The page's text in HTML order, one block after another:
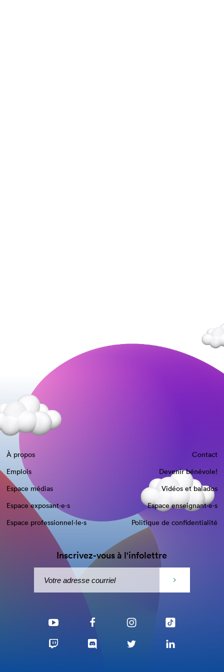
À propos
Contact
Emplois
Devenir bénévole!
Espace médias
Vidéos et balados
Espace exposant·e⋅s
Espace enseignant·e⋅s
Espace professionnel·le⋅s
Politique de confidentialité
Inscrivez-vous à l'infolettre